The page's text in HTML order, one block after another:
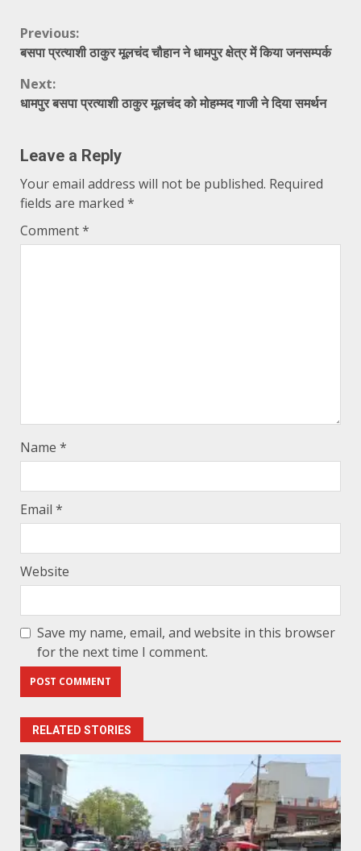
Continue
Reading
Previous:
बसपा प्रत्याशी ठाकुर मूलचंद चौहान ने धामपुर क्षेत्र में किया जनसम्पर्क
Next:
धामपुर बसपा प्रत्याशी ठाकुर मूलचंद को मोहम्मद गाजी ने दिया समर्थन
Leave a Reply
Your email address will not be published. Required
fields are marked *
Comment*
Name *
Email *
Website
Save my name, email, and website in this browser
for the next time I comment.
RELATED STORIES